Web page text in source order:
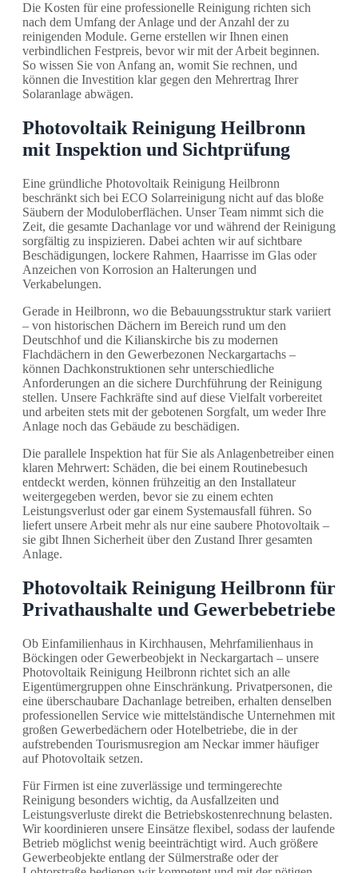
Die Kosten für eine professionelle Reinigung richten sich
nach dem Umfang der Anlage und der Anzahl der zu
reinigenden Module. Gerne erstellen wir Ihnen einen
verbindlichen Festpreis, bevor wir mit der Arbeit beginnen.
So wissen Sie von Anfang an, womit Sie rechnen, und
können die Investition klar gegen den Mehrertrag Ihrer
Solaranlage abwägen.
Photovoltaik Reinigung Heilbronn
mit Inspektion und Sichtprüfung
Eine gründliche Photovoltaik Reinigung Heilbronn
beschränkt sich bei ECO Solarreinigung nicht auf das bloße
Säubern der Moduloberflächen. Unser Team nimmt sich die
Zeit, die gesamte Dachanlage vor und während der Reinigung
sorgfältig zu inspizieren. Dabei achten wir auf sichtbare
Beschädigungen, lockere Rahmen, Haarrisse im Glas oder
Anzeichen von Korrosion an Halterungen und
Verkabelungen.
Gerade in Heilbronn, wo die Bebauungsstruktur stark variiert
– von historischen Dächern im Bereich rund um den
Deutschhof und die Kilianskirche bis zu modernen
Flachdächern in den Gewerbezonen Neckargartachs –
können Dachkonstruktionen sehr unterschiedliche
Anforderungen an die sichere Durchführung der Reinigung
stellen. Unsere Fachkräfte sind auf diese Vielfalt vorbereitet
und arbeiten stets mit der gebotenen Sorgfalt, um weder Ihre
Anlage noch das Gebäude zu beschädigen.
Die parallele Inspektion hat für Sie als Anlagenbetreiber einen
klaren Mehrwert: Schäden, die bei einem Routinebesuch
entdeckt werden, können frühzeitig an den Installateur
weitergegeben werden, bevor sie zu einem echten
Leistungsverlust oder gar einem Systemausfall führen. So
liefert unsere Arbeit mehr als nur eine saubere Photovoltaik –
sie gibt Ihnen Sicherheit über den Zustand Ihrer gesamten
Anlage.
Photovoltaik Reinigung Heilbronn für
Privathaushalte und Gewerbebetriebe
Ob Einfamilienhaus in Kirchhausen, Mehrfamilienhaus in
Böckingen oder Gewerbeobjekt in Neckargartach – unsere
Photovoltaik Reinigung Heilbronn richtet sich an alle
Eigentümergruppen ohne Einschränkung. Privatpersonen, die
eine überschaubare Dachanlage betreiben, erhalten denselben
professionellen Service wie mittelständische Unternehmen mit
großen Gewerbedächern oder Hotelbetriebe, die in der
aufstrebenden Tourismusregion am Neckar immer häufiger
auf Photovoltaik setzen.
Für Firmen ist eine zuverlässige und termingerechte
Reinigung besonders wichtig, da Ausfallzeiten und
Leistungsverluste direkt die Betriebskostenrechnung belasten.
Wir koordinieren unsere Einsätze flexibel, sodass der laufende
Betrieb möglichst wenig beeinträchtigt wird. Auch größere
Gewerbeobjekte entlang der Sülmerstraße oder der